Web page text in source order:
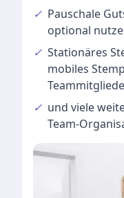
✓ Pauschale
optional
✓ Stationäres
mobiles
✓ und viele
Team-